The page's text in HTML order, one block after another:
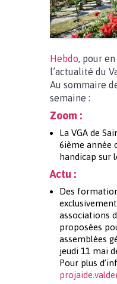
Hebdo, pour
l’actualité du
Au sommaire
semaine :
Zoom :
La VGA de
6ième année
handicap sur
Actu :
Des
associations
proposées
assemblées
jeudi 11 mai
Pour plus